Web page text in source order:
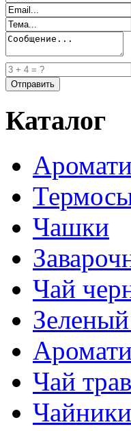
Каталог
Чашки
Чай
Чай